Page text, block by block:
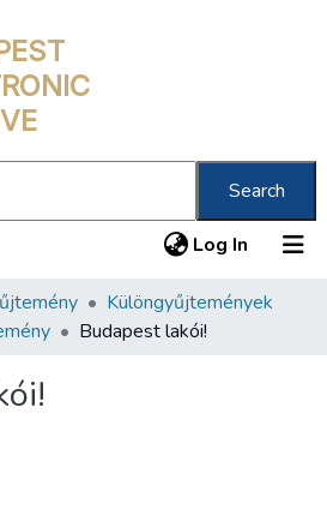
Search
Log In (current)
Különgyűjtemények
Budapest lakói!